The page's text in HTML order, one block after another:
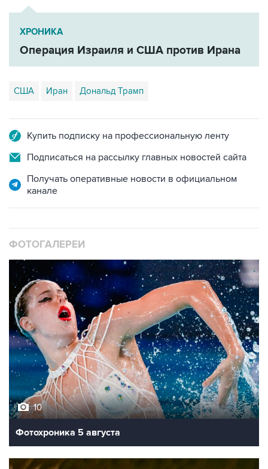
ХРОНИКА
Операция Израиля и США против Ирана
США Иран Дональд Трамп
Купить подписку на профессиональную ленту
Подписаться на рассылку главных новостей сайта
Получать оперативные новости в официальном
канале
ФОТОГАЛЕРЕИ
10
Фотохроника 5 августа